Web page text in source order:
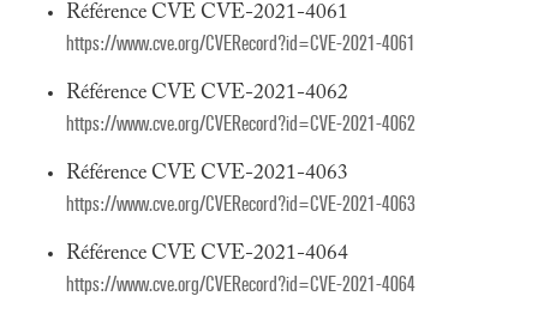
Référence CVE CVE-2021-4061
https://www.cve.org/CVERecord?id=CVE-2021-4061
Référence CVE CVE-2021-4062
https://www.cve.org/CVERecord?id=CVE-2021-4062
Référence CVE CVE-2021-4063
https://www.cve.org/CVERecord?id=CVE-2021-4063
Référence CVE CVE-2021-4064
https://www.cve.org/CVERecord?id=CVE-2021-4064